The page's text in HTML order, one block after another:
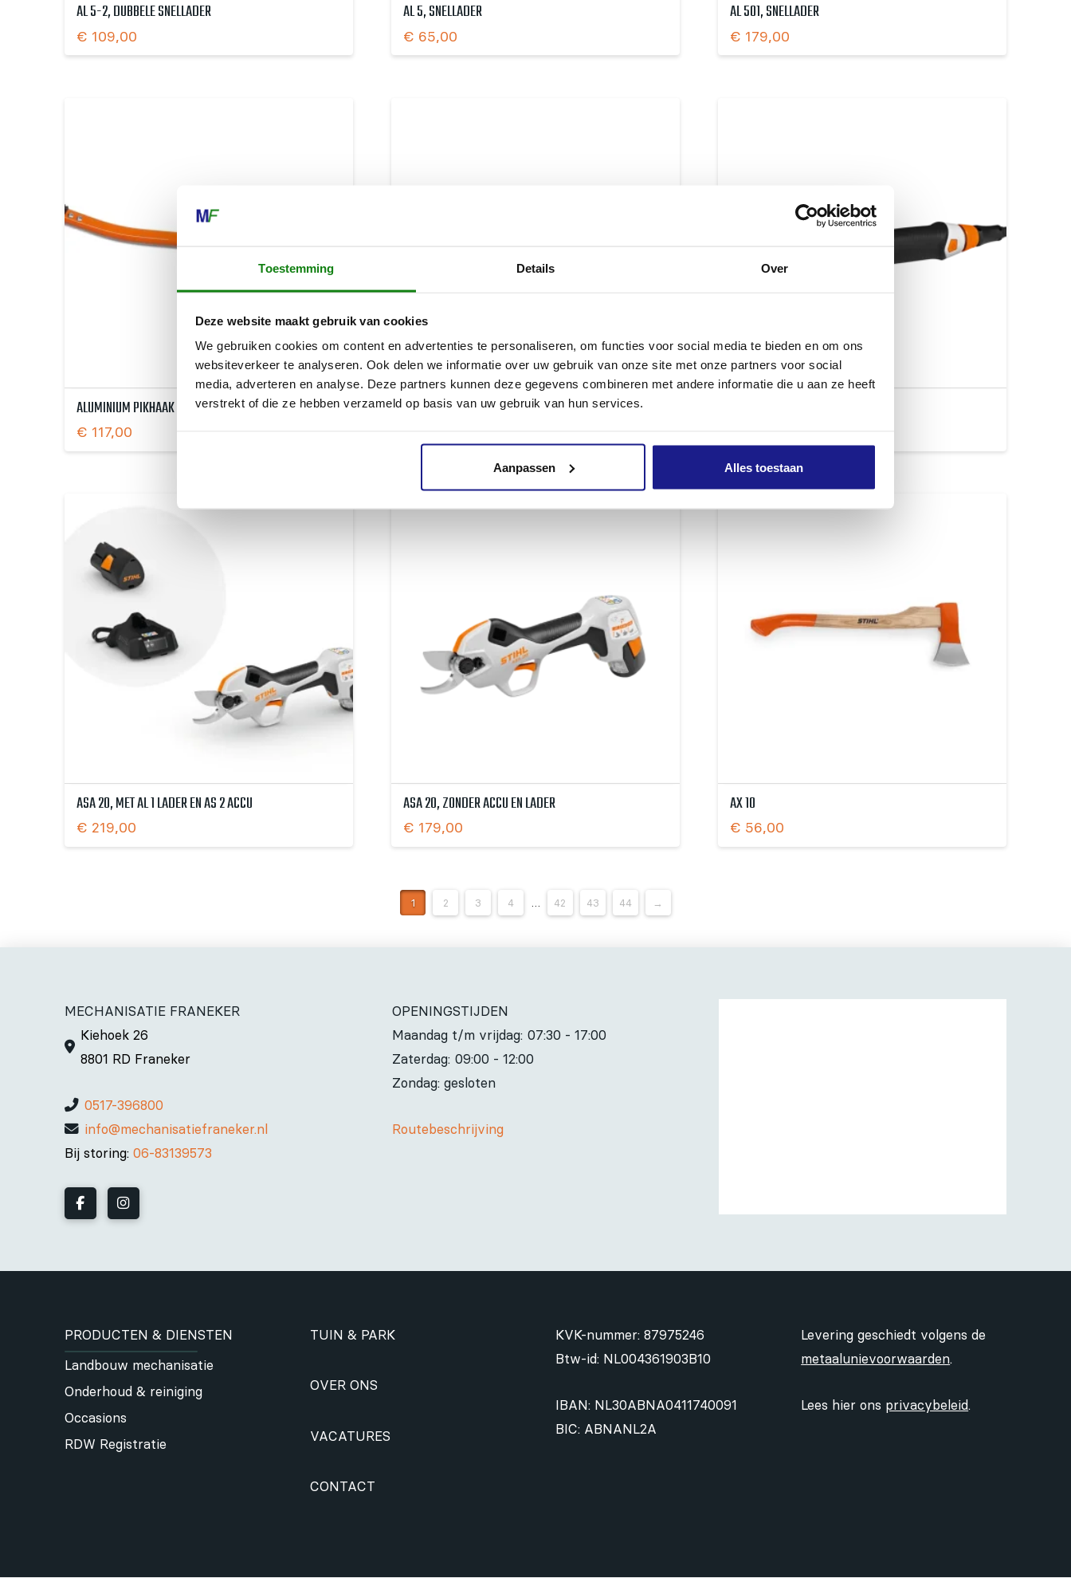
Toestemming Details Over
Deze website maakt gebruik van cookies
We gebruiken cookies om content en advertenties te personaliseren, om functies voor social media te bieden en om ons
websiteverkeer te analyseren. Ook delen we informatie over uw gebruik van onze site met onze partners voor social
media, adverteren en analyse. Deze partners kunnen deze gegevens combineren met andere informatie die u aan ze heeft
verstrekt of die ze hebben verzameld op basis van uw gebruik van hun services.
Aanpassen Alles toestaan
AL 5-2, DUBBELE SNELLADER
€ 109,00
AL 5, SNELLADER
€ 65,00
AL 501, SNELLADER
€ 179,00
ALUMINIUM PIKHAAK
€ 117,00
ASA 130, ZONDER ACCU EN LADER
ASA 20, MET AL 1 LADER EN AS 2 ACCU
€ 219,00
ASA 20, ZONDER ACCU EN LADER
€ 179,00
AX 10
€ 56,00
1 2 3 4 42 43 44 →
MECHANISATIE FRANEKER
Kiehoek 26
8801 RD Franeker
0517-396800
info@mechanisatiefraneker.nl
Bij storing: 06-83139573
OPENINGSTIJDEN
Maandag t/m vrijdag: 07:30 - 17:00
Zaterdag: 09:00 - 12:00
Zondag: gesloten
Routebeschrijving
PRODUCTEN & DIENSTEN
Landbouw mechanisatie
Onderhoud & reiniging
Occasions
RDW Registratie
TUIN & PARK
OVER ONS
VACATURES
CONTACT
KVK-nummer: 87975246
Btw-id: NL004361903B10
IBAN: NL30ABNA0411740091
BIC: ABNANL2A
Levering geschiedt volgens de
metaalunievoorwaarden.
Lees hier ons privacybeleid.